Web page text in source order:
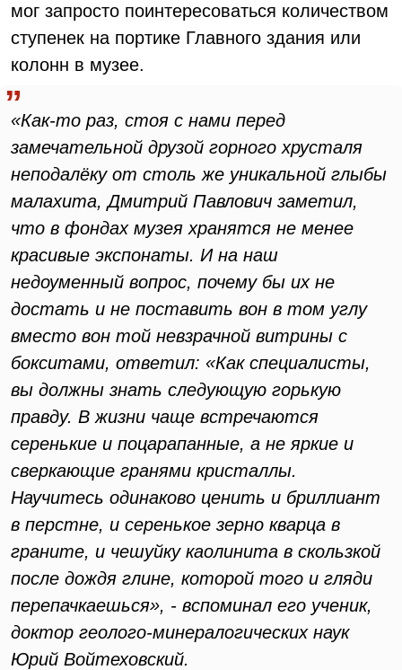
мог запросто поинтересоваться количеством
ступенек на портике Главного здания или
колонн в музее.
«Как-то раз, стоя с нами перед
замечательной друзой горного хрусталя
неподалёку от столь же уникальной глыбы
малахита, Дмитрий Павлович заметил,
что в фондах музея хранятся не менее
красивые экспонаты. И на наш
недоуменный вопрос, почему бы их не
достать и не поставить вон в том углу
вместо вон той невзрачной витрины с
бокситами, ответил: «Как специалисты,
вы должны знать следующую горькую
правду. В жизни чаще встречаются
серенькие и поцарапанные, а не яркие и
сверкающие гранями кристаллы.
Научитесь одинаково ценить и бриллиант
в перстне, и серенькое зерно кварца в
граните, и чешуйку каолинита в скользкой
после дождя глине, которой того и гляди
перепачкаешься», - вспоминал его ученик,
доктор геолого-минералогических наук
Юрий Войтеховский.